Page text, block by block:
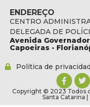
ENDEREÇO
CENTRO
DELEGADA DE
Avenida Governador
Capoeiras -
Política de
Copyright © 2023 Todos
Santa Catarina |